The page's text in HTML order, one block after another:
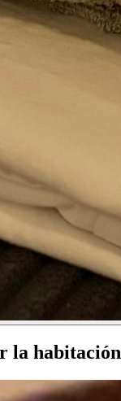
la habitación